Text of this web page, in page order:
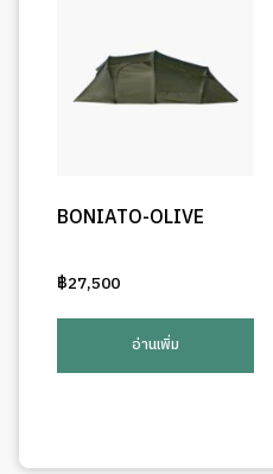
BONIATO-OLIVE
฿27,500
อ่านเพิ่ม